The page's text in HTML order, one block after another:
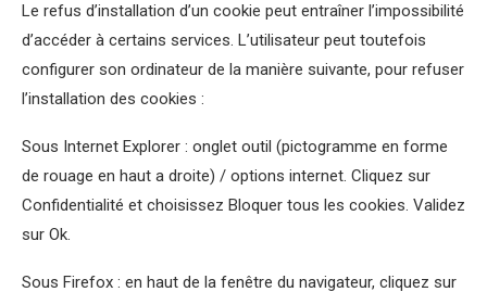
Le refus d’installation d’un cookie peut entraîner l’impossibilité
d’accéder à certains services. L’utilisateur peut toutefois
configurer son ordinateur de la manière suivante, pour refuser
l’installation des cookies :
Sous Internet Explorer : onglet outil (pictogramme en forme
de rouage en haut a droite) / options internet. Cliquez sur
Confidentialité et choisissez Bloquer tous les cookies. Validez
sur Ok.
Sous Firefox : en haut de la fenêtre du navigateur, cliquez sur